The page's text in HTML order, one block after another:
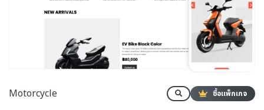
Motorcycle ซื้อแพ็กเกจ